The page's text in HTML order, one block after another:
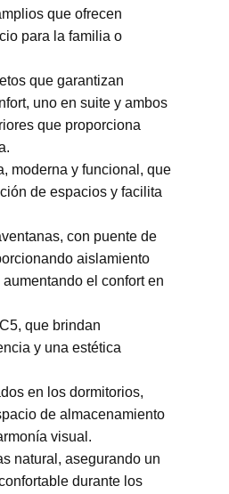
que ofrecen
para la familia o
que garantizan
uno en suite y ambos
que proporciona
moderna y funcional, que
de espacios y facilita
con puente de
aislamiento
el confort en
que brindan
y una estética
en los dormitorios,
de almacenamiento
visual.
natural, asegurando un
durante los